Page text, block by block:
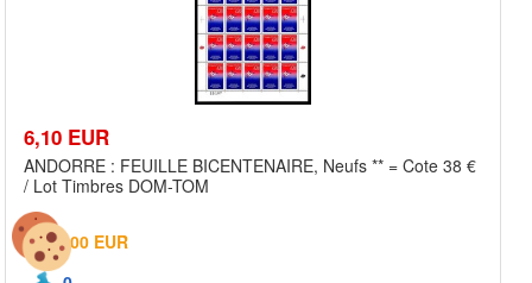
6,10 EUR
ANDORRE : FEUILLE BICENTENAIRE, Neufs ** = Cote 38 €
/ Lot Timbres DOM-TOM
2,00 EUR